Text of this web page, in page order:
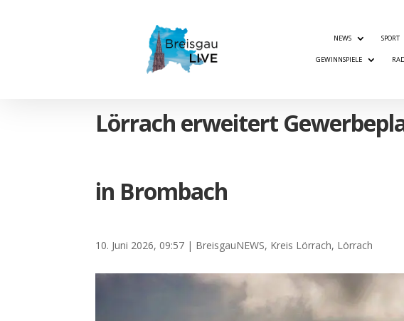
NEWS SPORT
GEWINNSPIELE
Lörrach erweitert
in Brombach
10. Juni 2026, 09:57 | BreisgauNEWS, Kreis Lörrach, Lörrach